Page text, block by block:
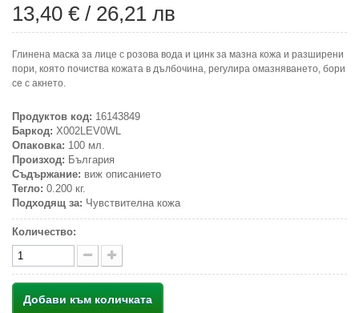
13,40 € / 26,21 лв
Глинена маска за лице с розова вода и цинк за мазна кожа и разширени
пори, която почиства кожата в дълбочина, регулира омазняването, бори
се с акнето.
Продуктов код: 16143849
Баркод: X002LEV0WL
Опаковка: 100 мл.
Произход: България
Съдържание: виж описанието
Тегло: 0.200 кг.
Подходящ за: Чувствителна кожа
Количество:
Добави към количката